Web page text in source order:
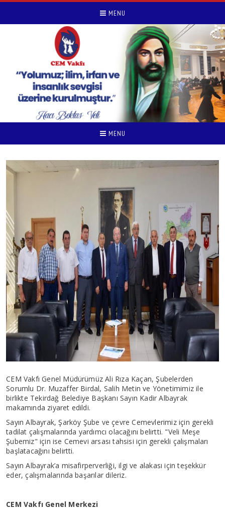
MENU
MENU
CEM Vakfı Genel Müdürümüz Ali Rıza Kaçan, Şubelerden
Sorumlu Dr. Muzaffer Birdal, Salih Metin ve Yönetimimiz ile
birlikte Tekirdağ Belediye Başkanı Sayın Kadir Albayrak
makamında ziyaret edildi.
Sayın Albayrak, Şarköy Şube ve çevre Cemevlerimiz için gerekli
tadilat çalışmalarında yardımcı olacağını belirtti. "Veli Meşe
Şubemiz" için ise Cemevi arsası tahsisi için gerekli çalışmaları
başlatacağını belirtti.
Sayın Albayrak’a misafirperverliği, ilgi ve alakası için teşekkür
eder, çalışmalarında başarılar dileriz.
CEM Vakfı Genel Merkezi